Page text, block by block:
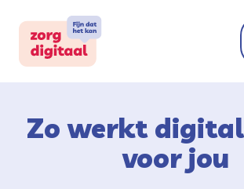
Zo werkt
voor jou